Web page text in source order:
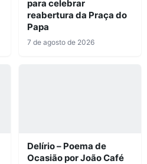
para celebrar
reabertura da Praça do
Papa
7 de agosto de 2026
Delírio – Poema de
Ocasião por João Café